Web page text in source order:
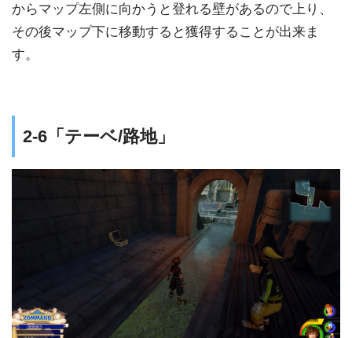
からマップ左側に向かうと登れる壁があるので上り、
その後マップ下に移動すると獲得することが出来ま
す。
2-6「テーベ/路地」